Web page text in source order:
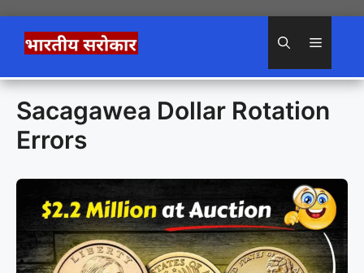
content
Menu
Sacagawea Dollar Rotation
Errors